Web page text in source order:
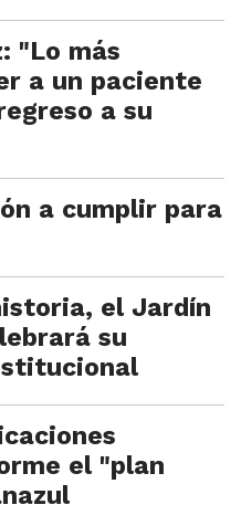
"Lo más
a un paciente
a su
a cumplir para
el Jardín
su
el "plan